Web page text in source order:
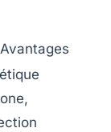
Avantages